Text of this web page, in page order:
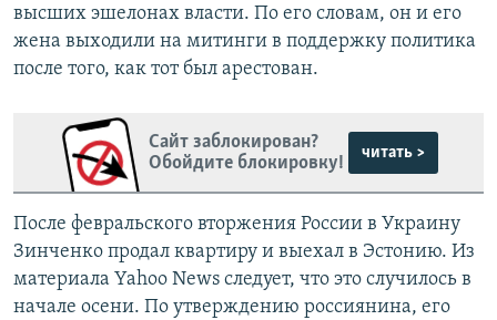
высших эшелонах власти. По его словам, он и его
жена выходили на митинги в поддержку политика
после того, как тот был арестован.
Сайт заблокирован?
Обойдите блокировку!
читать >
После февральского вторжения России в Украину
Зинченко продал квартиру и выехал в Эстонию. Из
материала Yahoo News следует, что это случилось в
начале осени. По утверждению россиянина, его